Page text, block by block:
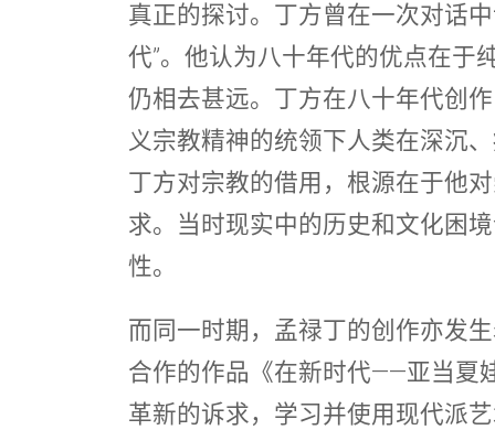
真正的探讨。丁方曾在一次对话
代”。他认为八十年代的优点在于
仍相去甚远。丁方在八十年代创
义宗教精神的统领下人类在深沉
丁方对宗教的借用，根源在于他
求。当时现实中的历史和文化困
性。
而同一时期，孟禄丁的创作亦发
合作的作品《在新时代——亚当夏
革新的诉求，学习并使用现代派